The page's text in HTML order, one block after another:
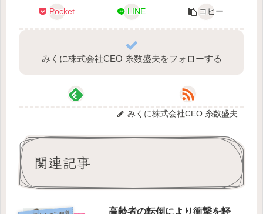
Pocket LINE コピー
みくに株式会社CEO 糸数盛夫をフォローする
みくに株式会社CEO 糸数盛夫
関連記事
高齢者の転倒により衝撃を軽